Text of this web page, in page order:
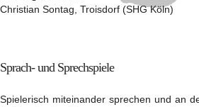
Christian Sontag, Troisdorf (SHG Köln)
Sprach- und Sprechspiele
Spielerisch miteinander sprechen und an